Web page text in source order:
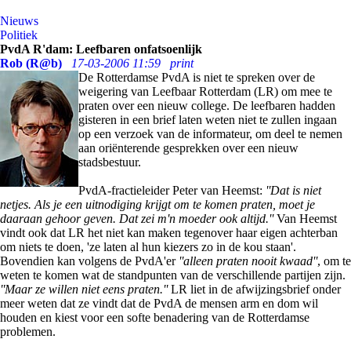
Nieuws
Politiek
PvdA R'dam: Leefbaren onfatsoenlijk
Rob (R@b)
17-03-2006 11:59
print
De Rotterdamse PvdA is niet te spreken over de
weigering van Leefbaar Rotterdam (LR) om mee te
praten over een nieuw college. De leefbaren hadden
gisteren in een brief laten weten niet te zullen ingaan
op een verzoek van de informateur, om deel te nemen
aan oriënterende gesprekken over een nieuw
stadsbestuur.
PvdA-fractieleider Peter van Heemst: ''Dat is niet
netjes. Als je een uitnodiging krijgt om te komen praten, moet je
daaraan gehoor geven. Dat zei m'n moeder ook altijd.''Van Heemst
vindt ook dat LR het niet kan maken tegenover haar eigen achterban
om niets te doen, 'ze laten al hun kiezers zo in de kou staan'.
Bovendien kan volgens de PvdA'er ''alleen praten nooit kwaad'', om te
weten te komen wat de standpunten van de verschillende partijen zijn.
''Maar ze willen niet eens praten.''LR liet in de afwijzingsbrief onder
meer weten dat ze vindt dat de PvdA de mensen arm en dom wil
houden en kiest voor een softe benadering van de Rotterdamse
problemen.